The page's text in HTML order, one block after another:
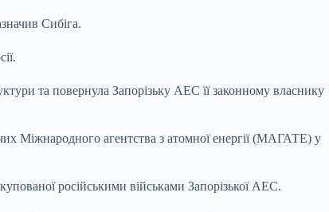
Сибіга.
та повернула Запорізьку АЕС її законному власнику
Міжнародного агентства з атомної енергії (МАГАТЕ) у
російськими військами Запорізької АЕС.